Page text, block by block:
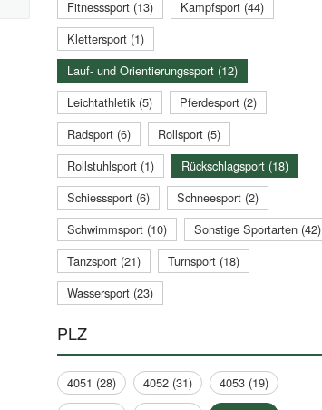
Fitnesssport (13)
Kampfsport (44)
Klettersport (1)
Lauf- und Orientierungssport (12)
Leichtathletik (5)
Pferdesport (2)
Radsport (6)
Rollsport (5)
Rollstuhlsport (1)
Rückschlagsport (18)
Schiesssport (6)
Schneesport (2)
Schwimmsport (10)
Sonstige Sportarten (42)
Tanzsport (21)
Turnsport (18)
Wassersport (23)
PLZ
4051 (28) 4052 (31)
4053 (19)